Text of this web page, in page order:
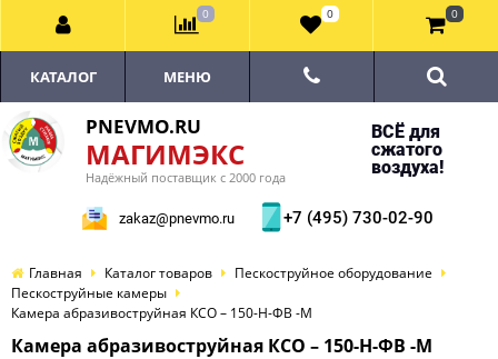
PNEVMO.RU
МАГИМЭКС
Надёжный поставщик с 2000 года
ВСЁ для
сжатого
воздуха!
zakaz@pnevmo.ru +7 (495) 730-02-90
КАТАЛОГ МЕНЮ
Главная Каталог товаров
Пескоструйное оборудование
Пескоструйные камеры
Камера абразивоструйная КСО – 150-Н-ФВ -М
Камера абразивоструйная КСО – 150-Н-ФВ -М
0 0 0